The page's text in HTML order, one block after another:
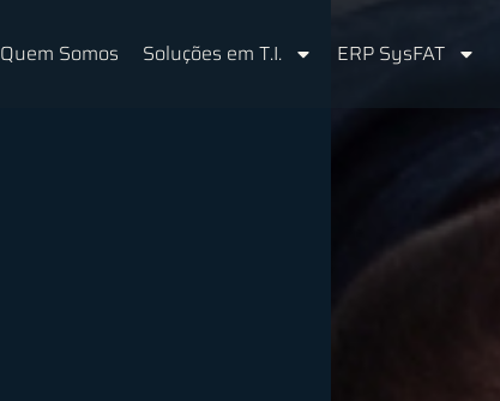
Quem Somos Soluções em T.I. ERP SysFAT